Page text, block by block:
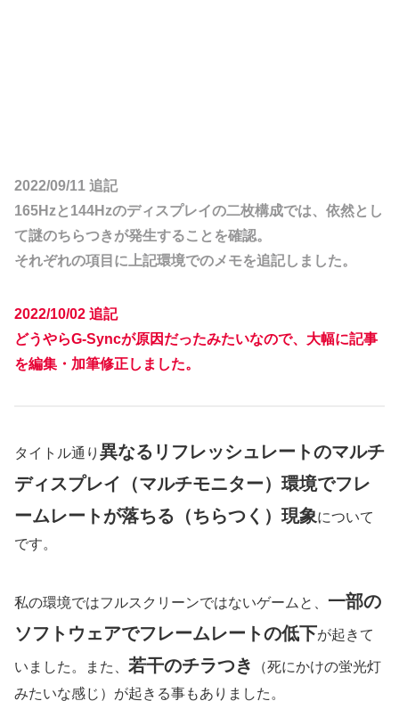
2022/09/11 追記
165Hzと144Hzのディスプレイの二枚構成では、依然とし
て謎のちらつきが発生することを確認。
それぞれの項目に上記環境でのメモを追記しました。
2022/10/02 追記
どうやらG-Syncが原因だったみたいなので、大幅に記事
を編集・加筆修正しました。
タイトル通り 異なるリフレッシュレートのマルチ
ディスプレイ（マルチモニター）環境でフレ
ームレートが落ちる（ちらつく）現象について
です。
私の環境ではフルスクリーンではないゲームと、 一部の
ソフトウェアでフレームレートの低下が起きて
いました。また、 若干のチラつき
（死にかけの蛍光灯
みたいな感じ）が起きる事もありました。